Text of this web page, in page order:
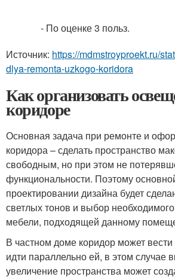
- По оценке 3 польз.
Источник: https://mdmstroyproekt.ru/
dlya-remonta-uzkogo-koridora
Как организовать
коридоре
Основная задача при ремонте и
коридора – сделать пространство
свободным, но при этом не
функциональности. Поэтому
проектировании дизайна будет
светлых тонов и выбор
мебели, подходящей данному
В частном доме коридор может
идти параллельно ей, в этом случае
увеличение пространства может